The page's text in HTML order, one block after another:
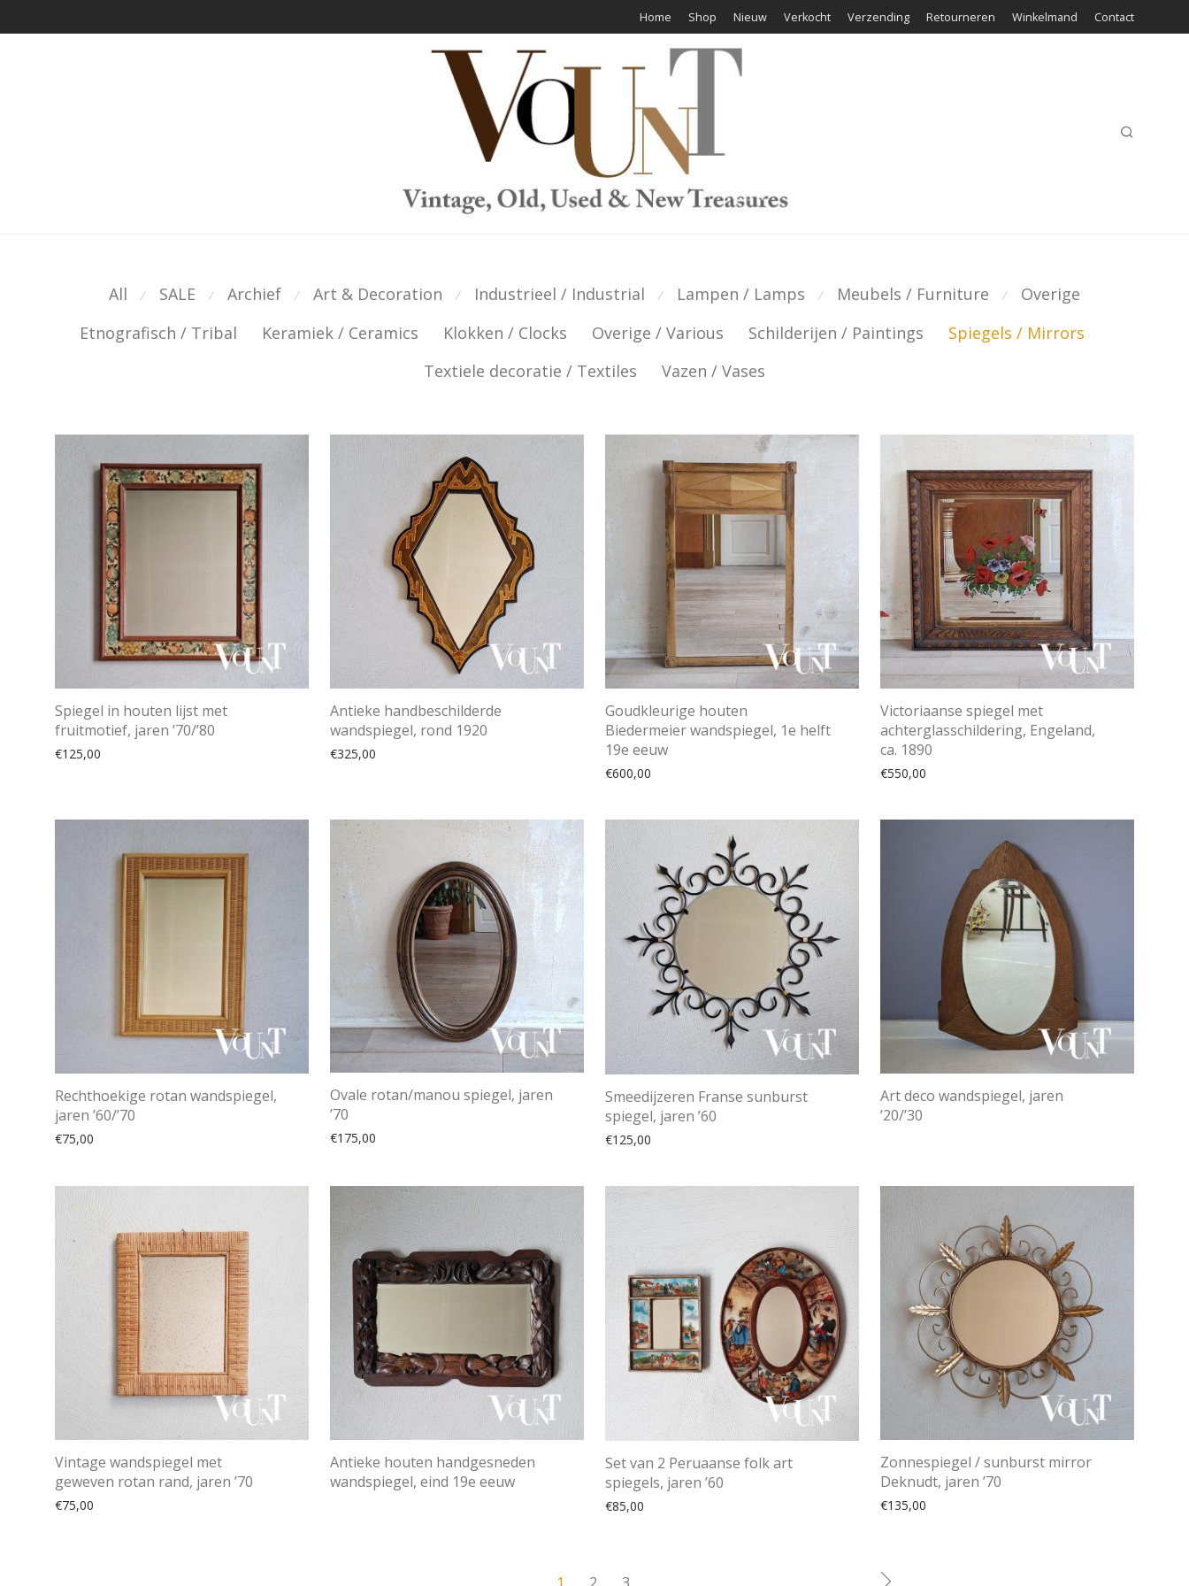
Home Shop Nieuw Verkocht Verzending Retourneren Winkelmand Contact
All ⁄ SALE ⁄ Archief ⁄ Art & Decoration ⁄ Industrieel / Industrial ⁄ Lampen / Lamps ⁄ Meubels / Furniture ⁄
Overige
Etnografisch / Tribal
Keramiek / Ceramics Klokken / Clocks Overige / Various Schilderijen / Paintings
Spiegels / Mirrors
Textiele decoratie / Textiles
Vazen / Vases
Spiegel in houten lijst met
fruitmotief, jaren ’70/’80
€125,00
Antieke handbeschilderde
wandspiegel, rond 1920
€325,00
Goudkleurige houten
Biedermeier wandspiegel, 1e helft
19e eeuw
€600,00
Victoriaanse spiegel met
achterglasschildering, Engeland,
ca. 1890
€550,00
Rechthoekige rotan wandspiegel,
jaren ’60/’70
€75,00
Ovale rotan/manou spiegel, jaren
’70
€175,00
Smeedijzeren Franse sunburst
spiegel, jaren ’60
€125,00
Art deco wandspiegel, jaren
’20/’30
Vintage wandspiegel met
geweven rotan rand, jaren ’70
€75,00
Antieke houten handgesneden
wandspiegel, eind 19e eeuw
Set van 2 Peruaanse folk art
spiegels, jaren ’60
€85,00
Zonnespiegel / sunburst mirror
Deknudt, jaren ’70
€135,00